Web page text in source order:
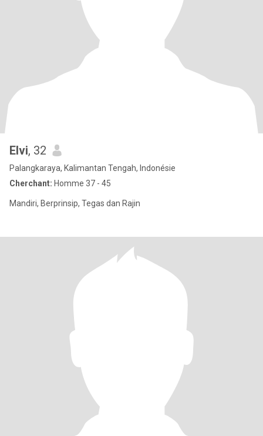
Elvi, 32
Palangkaraya, Kalimantan Tengah, Indonésie
Cherchant: Homme 37 - 45
Mandiri, Berprinsip, Tegas dan Rajin